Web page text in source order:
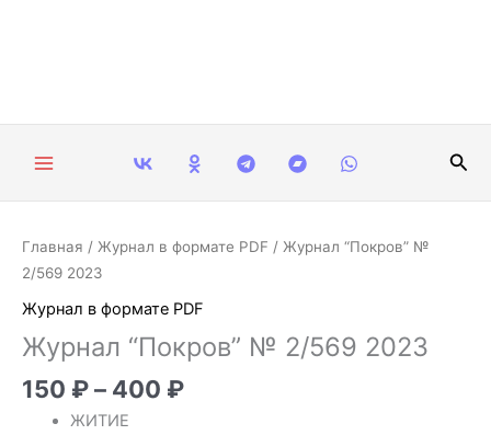
Главная / Журнал в формате PDF / Журнал “Покров” №
2/569 2023
Журнал в формате PDF
Журнал “Покров” № 2/569 2023
150 ₽– 400 ₽
Диапазон
150 ₽
400 ₽
ЖИТИЕ
Количество
товара
Журнал
№
2/569
2023